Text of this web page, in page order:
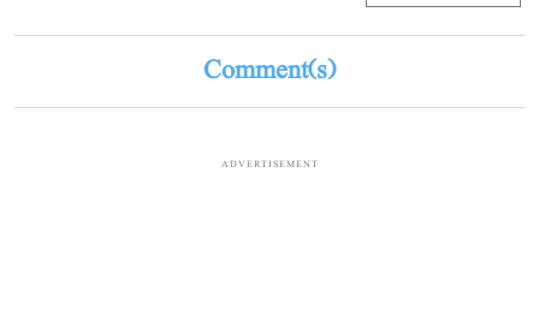
Comment(s)
ADVERTISEMENT